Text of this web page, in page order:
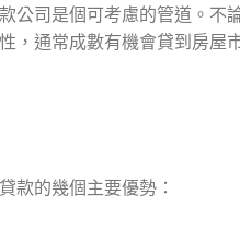
公司是個可考慮的管道。不
，通常成數有機會貸到房屋
貸款的幾個主要優勢：